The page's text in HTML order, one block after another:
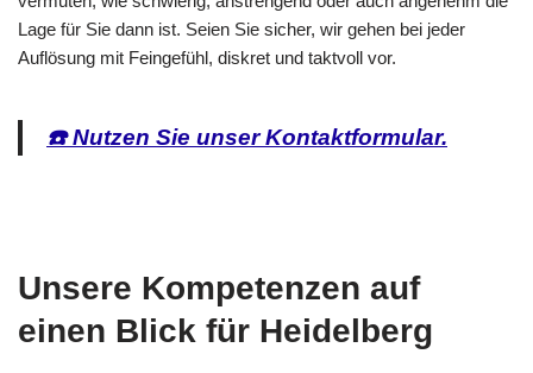
Lage für Sie dann ist. Seien Sie sicher, wir gehen bei jeder
Auflösung mit Feingefühl, diskret und taktvoll vor.
☎️ Nutzen Sie unser Kontaktformular.
Unsere Kompetenzen auf
einen Blick für Heidelberg